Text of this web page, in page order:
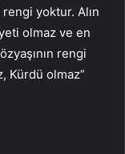
yoktur. Alın
olmaz ve en
rengi
Kürdü olmaz”